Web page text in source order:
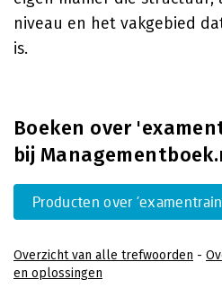
niveau en het vakgebied
is.
Boeken over
bij
Producten over
Overzicht van alle trefwoorden -
en oplossingen